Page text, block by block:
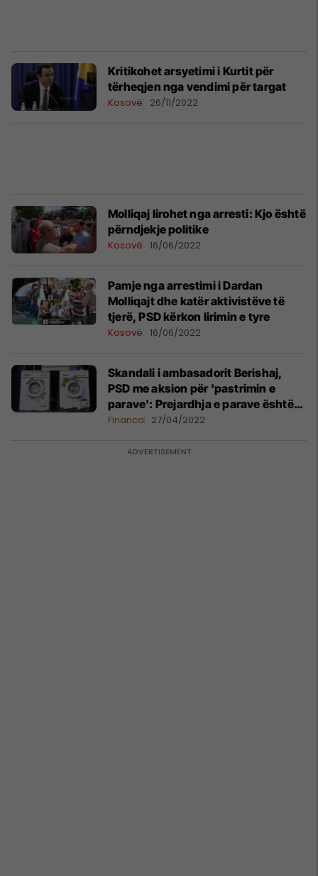
Kritikohet arsyetimi i Kurtit për
tërheqjen nga vendimi për targat
Kosovë 26/11/2022
Molliqaj lirohet nga arresti: Kjo është
përndjekje politike
Kosovë 16/06/2022
Pamje nga arrestimi i Dardan
Molliqajt dhe katër aktivistëve të
tjerë, PSD kërkon lirimin e tyre
Kosovë 16/06/2022
Skandali i ambasadorit Berishaj,
PSD me aksion për 'pastrimin e
parave': Prejardhja e parave është
Beogradi
Financa 27/04/2022